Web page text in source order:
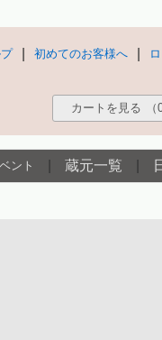
初めてのお客様へ
カートを見る （
ント 蔵元一覧